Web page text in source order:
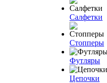
Салфетки
Стопперы
Футляры
Цепочки